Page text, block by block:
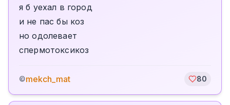
я б уехал в город
и не пас бы коз
но одолевает
спермотоксикоз
©mekch_mat 80